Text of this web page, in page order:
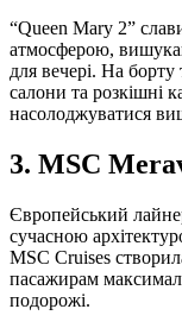
“Queen Mary 2”
атмосферою,
для вечері. На
салони та розкішні
насолоджуватися
3. MSC
Європейський
сучасною
MSC Cruises
пасажирам
подорожі.